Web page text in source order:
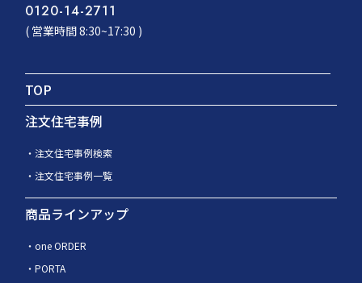
0120-14-2711
( 営業時間 8:30~17:30 )
TOP
注文住宅事例
注文住宅事例検索
注文住宅事例一覧
商品ラインアップ
one ORDER
PORTA